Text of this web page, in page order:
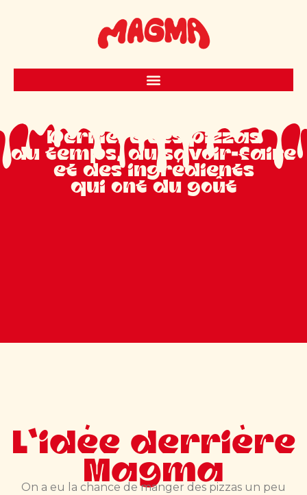
Derrière ces pizzas
du temps, du savoir-faire
et des ingrédients
qui ont du goût
L’idée derrière
Magma
On a eu la chance de manger des pizzas un peu